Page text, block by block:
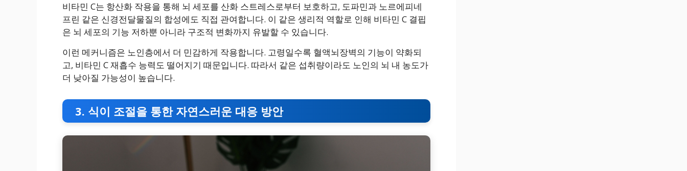
비타민 C는 항산화 작용을 통해 뇌 세포를 산화 스트레스로부터 보호하고, 도파민과 노르에피네
프린 같은 신경전달물질의 합성에도 직접 관여합니다. 이 같은 생리적 역할로 인해 비타민 C 결핍
은 뇌 세포의 기능 저하뿐 아니라 구조적 변화까지 유발할 수 있습니다.
이런 메커니즘은 노인층에서 더 민감하게 작용합니다. 고령일수록 혈액뇌장벽의 기능이 약화되
고, 비타민 C 재흡수 능력도 떨어지기 때문입니다. 따라서 같은 섭취량이라도 노인의 뇌 내 농도가
더 낮아질 가능성이 높습니다.
3. 식이 조절을 통한 자연스러운 대응 방안